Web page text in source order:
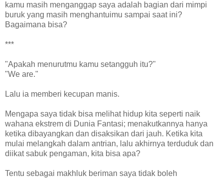
kamu masih menganggap saya adalah bagian dari mimpi
buruk yang masih menghantuimu sampai saat ini?
Bagaimana bisa?
***
"Apakah menurutmu kamu setangguh itu?"
"We are."
Lalu ia memberi kecupan manis.
Mengapa saya tidak bisa melihat hidup kita seperti naik
wahana ekstrem di Dunia Fantasi; menakutkannya hanya
ketika dibayangkan dan disaksikan dari jauh. Ketika kita
mulai melangkah dalam antrian, lalu akhirnya terduduk dan
diikat sabuk pengaman, kita bisa apa?
Tentu sebagai makhluk beriman saya tidak boleh